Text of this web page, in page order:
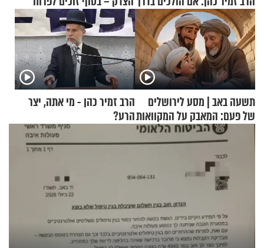
תשעה באב | מסע לירושלים
של פעם: המאבק על המקוואות
הרב זמיר כהן - מי אתה, יצר
הרע?